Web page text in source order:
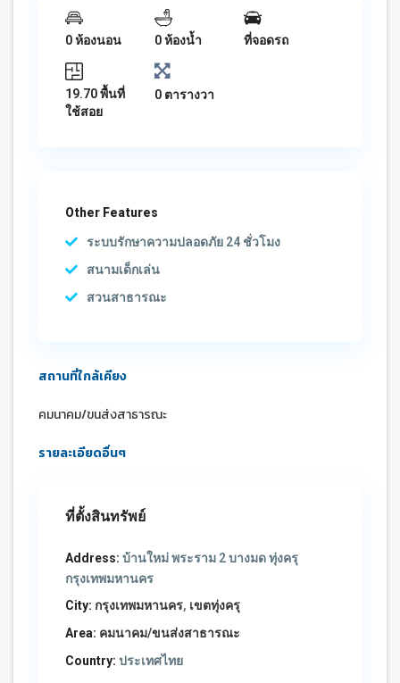
0 ห้องนอน 0 ห้องน้ำ ที่จอดรถ
19.70 พื้นที่
ใช้สอย
0 ตารางวา
Other Features
ระบบรักษาความปลอดภัย 24 ชั่วโมง
สนามเด็กเล่น
สวนสาธารณะ
สถานที่ใกล้เคียง
คมนาคม/ขนส่งสาธารณะ
รายละเอียดอื่นๆ
ที่ตั้งสินทรัพย์
Address: บ้านใหม่ พระราม 2 บางมด ทุ่งครุ
กรุงเทพมหานคร
City: กรุงเทพมหานคร, เขตทุ่งครุ
Area: คมนาคม/ขนส่งสาธารณะ
Country: ประเทศไทย